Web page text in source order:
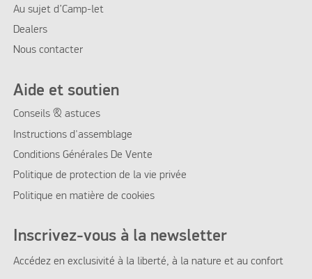
Au sujet d’Camp-let
Dealers
Nous contacter
Aide et soutien
Conseils & astuces
Instructions d'assemblage
Conditions Générales De Vente
Politique de protection de la vie privée
Politique en matière de cookies
Inscrivez-vous à la newsletter
Accédez en exclusivité à la liberté, à la nature et au confort